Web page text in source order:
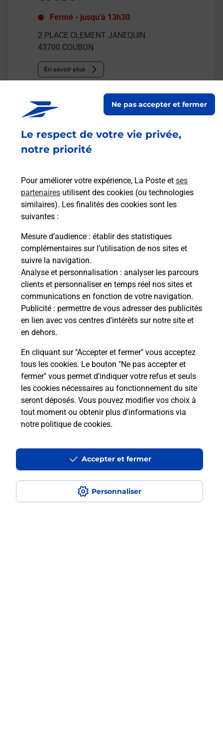
Le respect de votre vie privée,
notre priorité
Pour améliorer votre expérience, La Poste et ses
partenaires utilisent des cookies (ou technologies
similaires). Les finalités des cookies sont les
suivantes :
Mesure d’audience : établir des statistiques
complémentaires sur l’utilisation de nos sites et
suivre la navigation.
Analyse et personnalisation : analyser les parcours
clients et personnaliser en temps réel nos sites et
communications en fonction de votre navigation.
Publicité : permettre de vous adresser des publicités
en lien avec vos centres d’intérêts sur notre site et
en dehors.
En cliquant sur "Accepter et fermer" vous acceptez
tous les cookies. Le bouton "Ne pas accepter et
fermer" vous permet d'indiquer votre refus et seuls
les cookies nécessaires au fonctionnement du site
seront déposés. Vous pouvez modifier vos choix à
tout moment ou obtenir plus d'informations via
notre politique de cookies.
Personnaliser
Ne pas accepter et fermer
Accepter et fermer
Fermé - jusqu'à 13h30
2 PLACE CLEMENT JANEQUIN
43700 COUBON
En savoir plus
Malin !
La Poste
en ligne
Questions fréquemment posées
Quel réseau utilise La Poste Mobile ?
Est-ce que je peux garder mon
numéro de mobile gratuitement ?
Est-ce que je peux bénéficier de la 5G
avec La Poste Mobile ?
Est-ce que je peux utiliser mon forfait
Est-ce que je peux payer mon iPhone
en plusieurs fois avec La Poste Mobile